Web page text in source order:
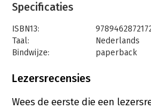
delen. Deel 0 bevat een herhaling
voorkennis te starten. In deel 1
met de stof die later in elke opgave
komt de registratie van voorraden
nadruk ligt op allerlei
correctieboekingen besteden we in
Specificaties
ISBN13:
Taal:
Nederlands
Bindwijze:
paperback
Uitgever:
Lezersrecensies
Wees de eerste die een